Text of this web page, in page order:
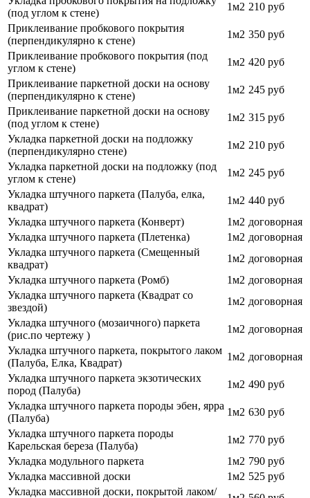
(под углом к стене)
1м2 210 руб
Приклеивание пробкового покрытия
(перпендикулярно к стене)
1м2 350 руб
Приклеивание пробкового покрытия (под
углом к стене)
1м2 420 руб
Приклеивание паркетной доски на основу
(перпендикулярно к стене)
1м2 245 руб
Приклеивание паркетной доски на основу
(под углом к стене)
1м2 315 руб
Укладка паркетной доски на подложку
(перпендикулярно стене)
1м2 210 руб
Укладка паркетной доски на подложку (под
углом к стене)
1м2 245 руб
Укладка штучного паркета (Палуба, елка,
квадрат)
1м2 440 руб
Укладка штучного паркета (Конверт)
1м2 договорная
Укладка штучного паркета (Плетенка)
1м2 договорная
Укладка штучного паркета (Смещенный
квадрат)
1м2 договорная
Укладка штучного паркета (Ромб)
1м2 договорная
Укладка штучного паркета (Квадрат со
звездой)
1м2 договорная
Укладка штучного (мозаичного) паркета
(рис.по чертежу )
1м2 договорная
Укладка штучного паркета, покрытого лаком
(Палуба, Елка, Квадрат)
1м2 договорная
Укладка штучного паркета экзотических
пород (Палуба)
1м2 490 руб
Укладка штучного паркета породы эбен, ярра
(Палуба)
1м2 630 руб
Укладка штучного паркета породы
Карельская береза (Палуба)
1м2 770 руб
Укладка модульного паркета
1м2 790 руб
Укладка массивной доски
1м2 525 руб
Укладка массивной доски, покрытой лаком/